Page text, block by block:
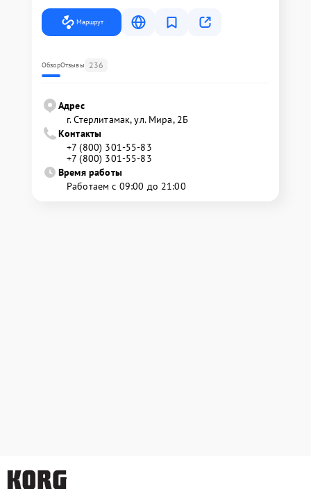
Маршрут
ОбзорОтзывы 236
Адрес
г. Стерлитамак, ул. Мира, 2Б
Контакты
+7 (800) 301-55-83
+7 (800) 301-55-83
Время работы
Работаем с 09:00 до 21:00